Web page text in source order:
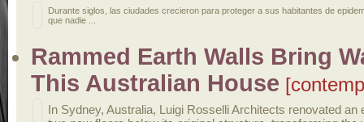
Durante siglos, las ciudades crecieron para proteger a sus habitantes de
que nadie ...
Rammed Earth Walls Bring
This Australian House
In Sydney, Australia, Luigi Rosselli Architects renovated an